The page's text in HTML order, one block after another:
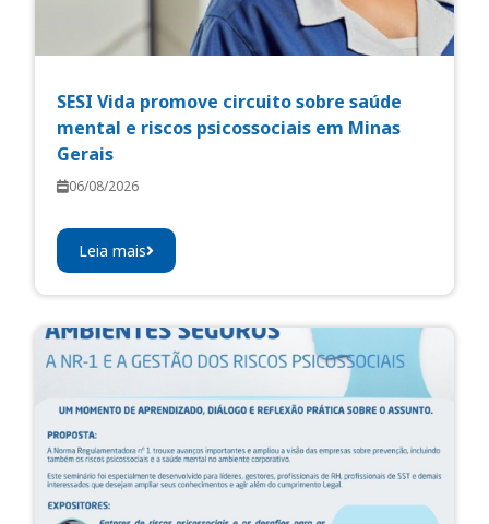
SESI Vida promove circuito sobre saúde
mental e riscos psicossociais em Minas
Gerais
06/08/2026
Leia mais